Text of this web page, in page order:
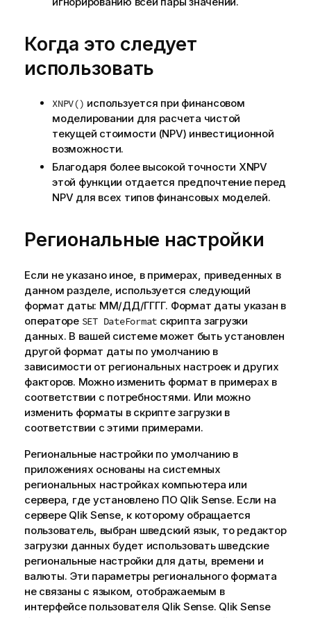
Когда это следует
использовать
XNPV() используется при финансовом
моделировании для расчета чистой
текущей стоимости (NPV) инвестиционной
возможности.
Благодаря более высокой точности XNPV
этой функции отдается предпочтение перед
NPV для всех типов финансовых моделей.
Региональные настройки
Если не указано иное, в примерах, приведенных в
данном разделе, используется следующий
формат даты: ММ/ДД/ГГГГ. Формат даты указан в
операторе SET DateFormat скрипта загрузки
данных. В вашей системе может быть установлен
другой формат даты по умолчанию в
зависимости от региональных настроек и других
факторов. Можно изменить формат в примерах в
соответствии с потребностями. Или можно
изменить форматы в скрипте загрузки в
соответствии с этими примерами.
Региональные настройки по умолчанию в
приложениях основаны на системных
региональных настройках компьютера или
сервера, где установлено ПО Qlik Sense. Если на
сервере Qlik Sense, к которому обращается
пользователь, выбран шведский язык, то редактор
загрузки данных будет использовать шведские
региональные настройки для даты, времени и
валюты. Эти параметры регионального формата
не связаны с языком, отображаемым в
интерфейсе пользователя Qlik Sense. Qlik Sense